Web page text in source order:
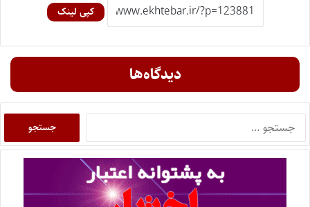
کپی لینک
دیدگاه‌ها